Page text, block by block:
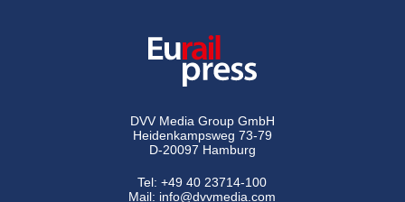
DVV Media Group GmbH
Heidenkampsweg 73-79
D-20097 Hamburg
Tel:+49 40 23714-100
Mail: info@dvvmedia.com